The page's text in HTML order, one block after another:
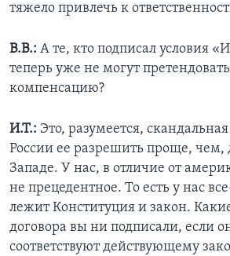
тяжело привлечь к
В.В.: А те, кто подписал условия
теперь уже не могут
компенсацию?
И.Т.: Это, разумеется,
России ее разрешить проще, чем,
Западе. У нас, в отличие от
не прецедентное. То есть у нас
лежит Конституция и закон.
договора вы ни подписали, если
соответствуют действующему